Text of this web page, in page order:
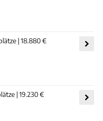
| 18.880 €
| 19.230 €